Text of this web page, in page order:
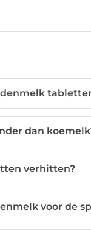
dan
verhitten?
voor de